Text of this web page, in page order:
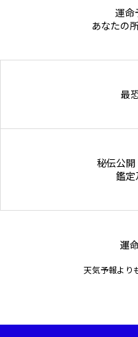
運命
あなたの
最
秘伝公
鑑定
天気予報より